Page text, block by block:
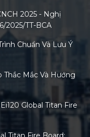
2025 - Nghị
2025/TT-BCA
Chuẩn Và Lưu Ý
Thắc Mắc Và Hướng
Global Titan Fire